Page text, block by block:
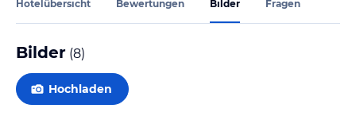
Hotelübersicht Bewertungen Bilder Fragen
Bilder (8)
Hochladen